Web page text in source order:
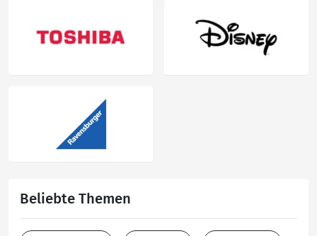
Beliebte Themen